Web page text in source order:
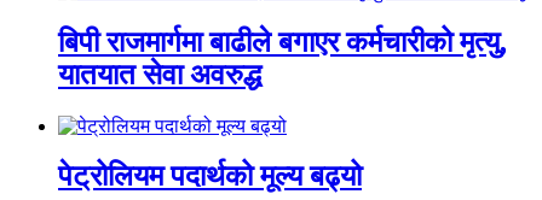
बिपी राजमार्गमा बाढीले बगाएर कर्मचारीको मृत्यु,
यातयात सेवा अवरुद्ध
पेट्रोलियम पदार्थको मूल्य बढ्यो